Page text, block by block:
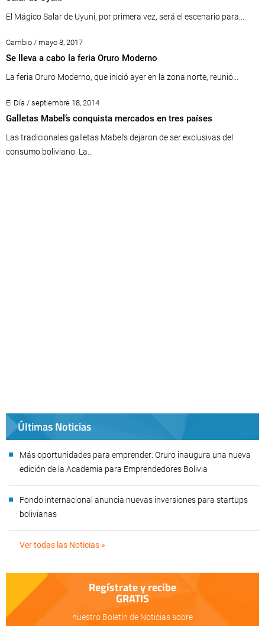
El Mágico Salar de Uyuni, por primera vez, será el escenario para...
Cambio / mayo 8, 2017
Se lleva a cabo la feria Oruro Moderno
La feria Oruro Moderno, que inició ayer en la zona norte, reunió...
El Día / septiembre 18, 2014
Galletas Mabel’s conquista mercados en tres países
Las tradicionales galletas Mabel's dejaron de ser exclusivas del
consumo boliviano. La...
Últimas Noticias
Más oportunidades para emprender: Oruro inaugura una nueva
edición de la Academia para Emprendedores Bolivia
Fondo internacional anuncia nuevas inversiones para startups
bolivianas
Ver todas las Noticias »
Regístrate y recibe
GRATIS
nuestro Boletín de Noticias sobre